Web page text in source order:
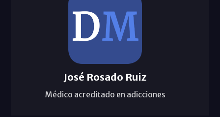
José Rosado Ruiz
Médico acreditado en adicciones